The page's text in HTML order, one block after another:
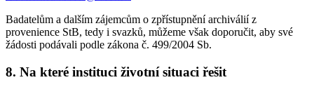
Badatelům a dalším zájemcům o zpřístupnění archiválií z
provenience StB, tedy i svazků, můžeme však doporučit, aby své
žádosti podávali podle zákona č. 499/2004 Sb.
8. Na které instituci životní situaci řešit